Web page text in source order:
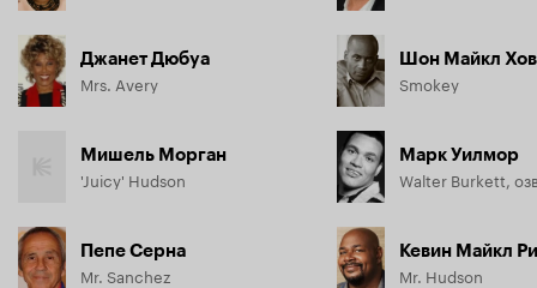
Джанет Дюбуа
Mrs. Avery
Мишель Морган
'Juicy' Hudson
Пепе Серна
Mr. Sanchez
Шон Майкл
Smokey
Марк Уилмор
Walter Burkett,
Кевин Майкл
Mr. Hudson